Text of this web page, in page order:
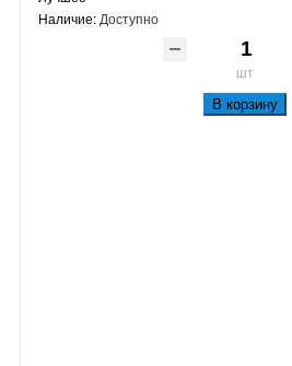
Наличие: Доступно
шт
В корзину